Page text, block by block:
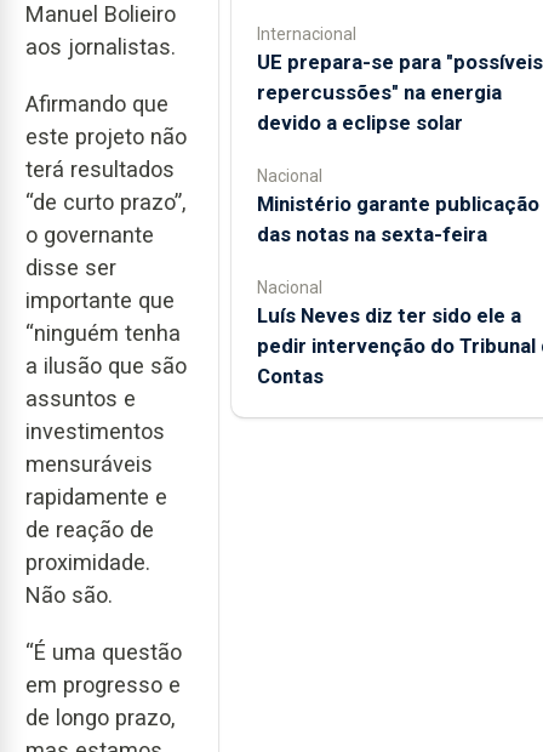
Manuel Bolieiro
aos jornalistas.
Afirmando que
este projeto não
terá resultados
“de curto prazo”,
o governante
disse ser
importante que
“ninguém tenha
a ilusão que são
assuntos e
investimentos
mensuráveis
rapidamente e
de reação de
proximidade.
Não são.
“É uma questão
em progresso e
de longo prazo,
Internacional
UE prepara-se para "possíveis
repercussões" na energia
devido a eclipse solar
Nacional
Ministério garante publicação
das notas na sexta-feira
Nacional
Luís Neves diz ter sido ele a
pedir intervenção do Tribunal
Contas